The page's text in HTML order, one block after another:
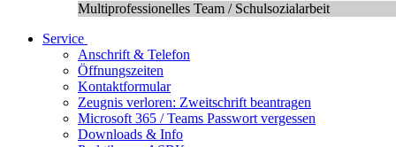
Multiprofessionelles Team / Schulsozialarbeit
Service
Anschrift & Telefon
Öffnungszeiten
Kontaktformular
Zeugnis verloren: Zweitschrift beantragen
Microsoft 365 / Teams Passwort vergessen
Downloads & Info